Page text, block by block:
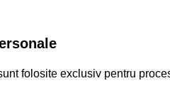
folosite exclusiv pentru